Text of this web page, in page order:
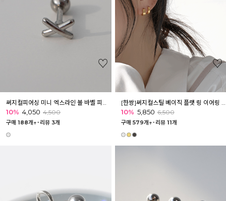
10% 4,050 4,500
구매 188개↑˙ 리뷰 3개
10% 5,850 6,500
구매 579개↑˙ 리뷰 11개